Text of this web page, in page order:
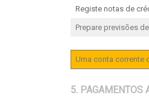
Registe notas de
Prepare previsões
Uma conta corrente
5. PAGAMENTOS